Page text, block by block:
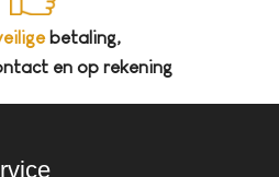
betaling,
en op rekening